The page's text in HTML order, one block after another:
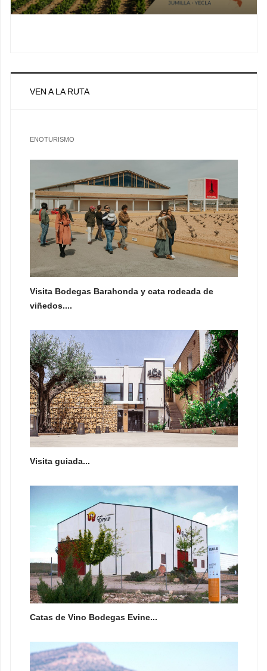
VEN A LA RUTA
ENOTURISMO
Visita Bodegas Barahonda y cata rodeada de
viñedos....
Visita guiada...
Catas de Vino Bodegas Evine...